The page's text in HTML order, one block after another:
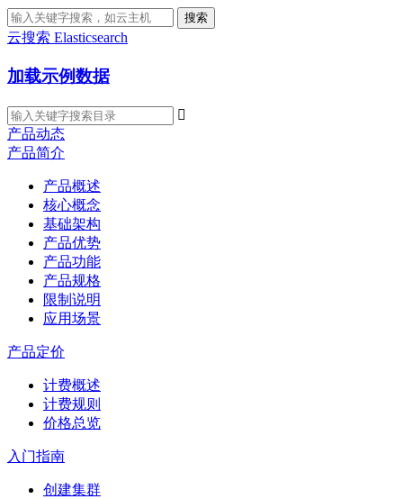
搜索
云搜索 Elasticsearch
加载示例数据

产品动态
产品简介
产品概述
核心概念
基础架构
产品优势
产品功能
产品规格
限制说明
应用场景
产品定价
计费概述
计费规则
价格总览
入门指南
创建集群